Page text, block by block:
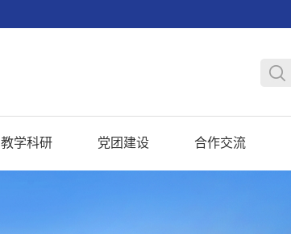
教学科研 党团建设 合作交流